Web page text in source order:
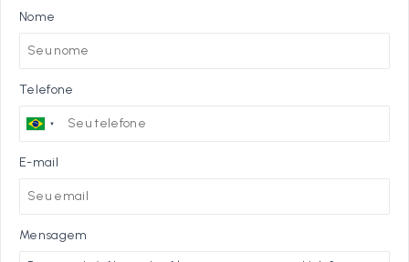
Nome
Telefone
E-mail
Mensagem